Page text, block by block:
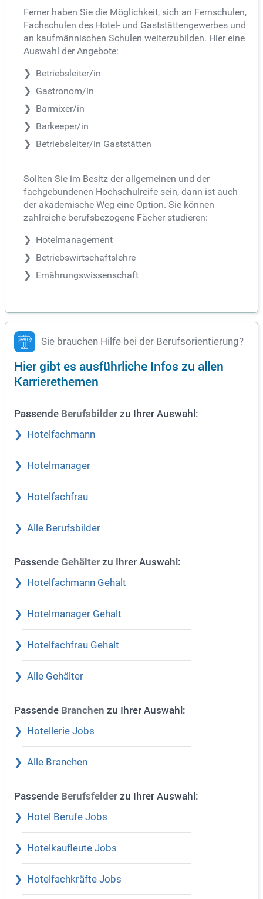
Ferner haben Sie die Möglichkeit, sich an Fernschulen,
Fachschulen des Hotel- und Gaststättengewerbes und
an kaufmännischen Schulen weiterzubilden. Hier eine
Auswahl der Angebote:
Betriebsleiter/in
Gastronom/in
Barmixer/in
Barkeeper/in
Betriebsleiter/in Gaststätten
Sollten Sie im Besitz der allgemeinen und der
fachgebundenen Hochschulreife sein, dann ist auch
der akademische Weg eine Option. Sie können
zahlreiche berufsbezogene Fächer studieren:
Hotelmanagement
Betriebswirtschaftslehre
Ernährungswissenschaft
Sie brauchen Hilfe bei der Berufsorientierung?
Hier gibt es ausführliche Infos zu allen
Karrierethemen
Passende Berufsbilder zu Ihrer Auswahl:
Hotelfachmann
Hotelmanager
Hotelfachfrau
Alle Berufsbilder
Passende Gehälter zu Ihrer Auswahl:
Hotelfachmann Gehalt
Hotelmanager Gehalt
Hotelfachfrau Gehalt
Alle Gehälter
Passende Branchen zu Ihrer Auswahl:
Hotellerie Jobs
Alle Branchen
Passende Berufsfelder zu Ihrer Auswahl:
Hotel Berufe Jobs
Hotelkaufleute Jobs
Hotelfachkräfte Jobs